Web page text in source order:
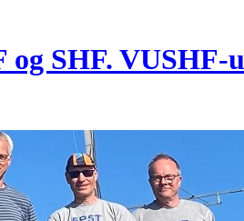
SHF. VUSHF-